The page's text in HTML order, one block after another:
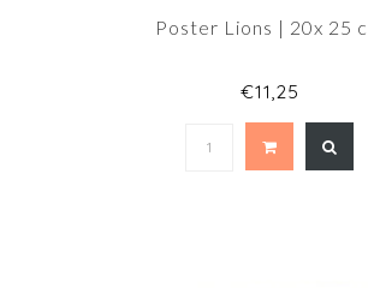
Poster Lions | 20x 25
€11,25